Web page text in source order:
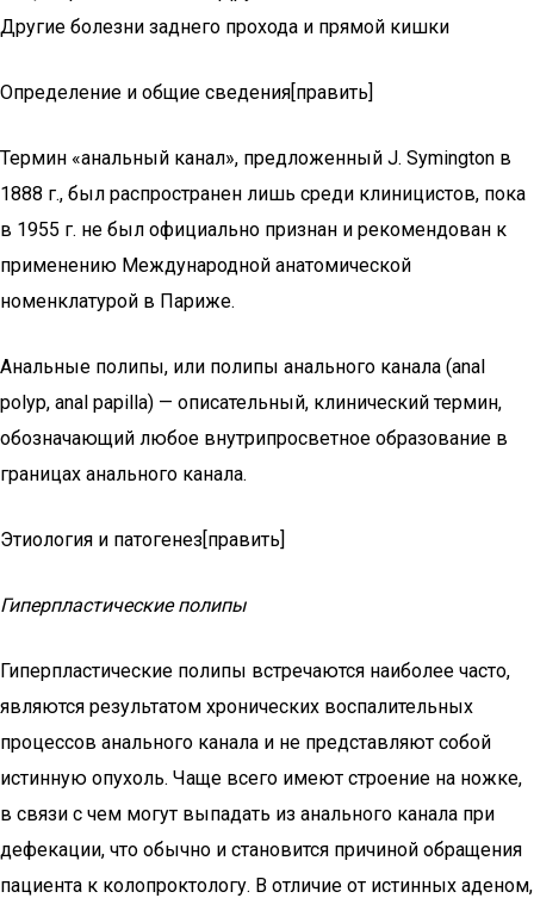
Другие болезни заднего прохода и прямой кишки
Определение и общие сведения[править]
Термин «анальный канал», предложенный J. Symington в
1888 г., был распространен лишь среди клиницистов, пока
в 1955 г. не был официально признан и рекомендован к
применению Международной анатомической
номенклатурой в Париже.
Анальные полипы, или полипы анального канала (anal
polyp, anal papilla) — описательный, клинический термин,
обозначающий любое внутрипросветное образование в
границах анального канала.
Этиология и патогенез[править]
Гиперпластические полипы
Гиперпластические полипы встречаются наиболее часто,
являются результатом хронических воспалительных
процессов анального канала и не представляют собой
истинную опухоль. Чаще всего имеют строение на ножке,
в связи с чем могут выпадать из анального канала при
дефекации, что обычно и становится причиной обращения
пациента к колопроктологу. В отличие от истинных аденом,